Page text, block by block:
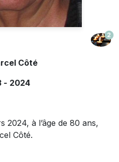
2
Côté
- 2024
2024, à l’âge de 80 ans,
Côté.